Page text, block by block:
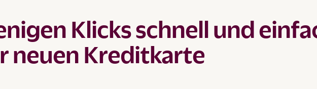
Klicks schnell und
neuen Kreditkarte